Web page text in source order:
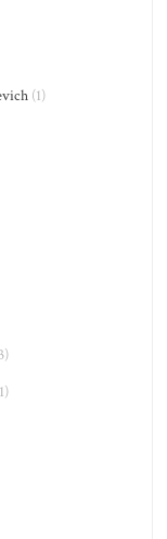
(1)